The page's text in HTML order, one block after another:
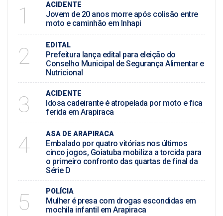
1 ACIDENTE
Jovem de 20 anos morre após colisão entre
moto e caminhão em Inhapi
2 EDITAL
Prefeitura lança edital para eleição do
Conselho Municipal de Segurança Alimentar e
Nutricional
3 ACIDENTE
Idosa cadeirante é atropelada por moto e fica
ferida em Arapiraca
4 ASA DE ARAPIRACA
Embalado por quatro vitórias nos últimos
cinco jogos, Goiatuba mobiliza a torcida para
o primeiro confronto das quartas de final da
Série D
5 POLÍCIA
Mulher é presa com drogas escondidas em
mochila infantil em Arapiraca